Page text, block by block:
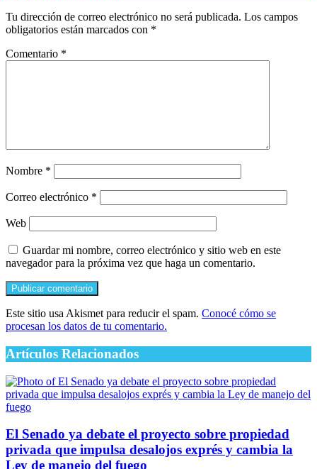
Comentario *
navegador para la próxima vez que haga un comentario.
procesan los datos de tu comentario.
Artículos Relacionados
El Senado ya debate el proyecto sobre propiedad
privada que impulsa desalojos exprés y cambia la
Ley de manejo del fuego
6 agosto, 2026